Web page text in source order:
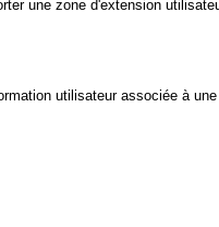
une zone d'extension
utilisateur associée à une